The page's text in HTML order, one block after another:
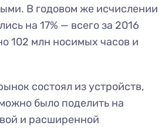
В годовом же исчислении
на 17% — всего за 2016
102 млн носимых часов и
состоял из устройств,
было поделить на
и расширенной